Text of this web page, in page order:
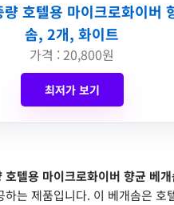
호텔용 마이크로화이버
솜, 2개, 화이트
가격 : 20,800원
최저가 보기
호텔용 마이크로화이버 향균 베
하는 제품입니다. 이 베개솜은 호